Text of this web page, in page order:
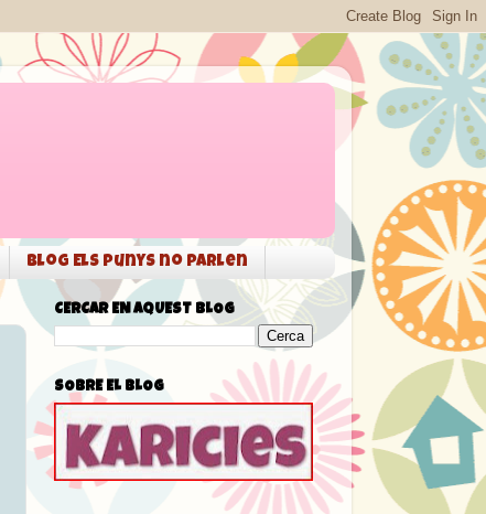
Blog Els punys no parlen
CERCAR EN AQUEST BLOG
SOBRE EL BLOG